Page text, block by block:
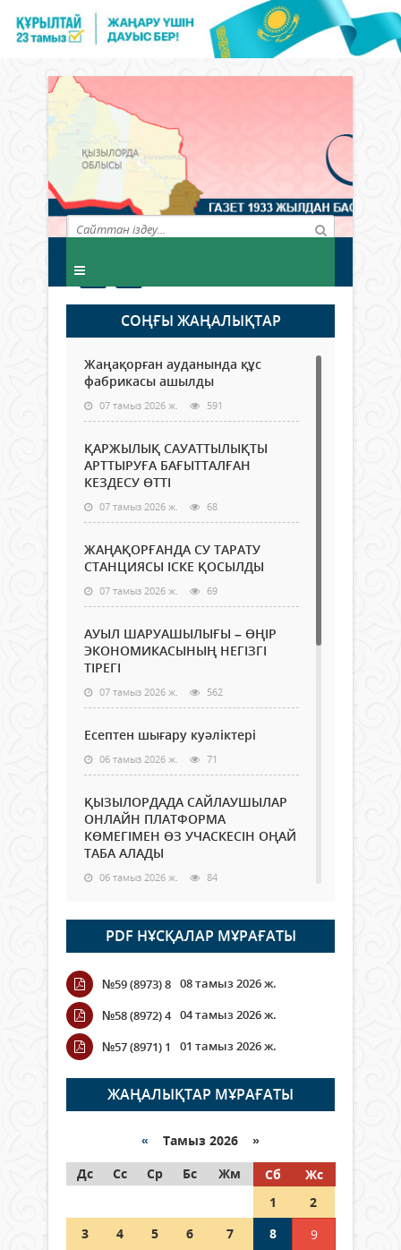
СОҢҒЫ ЖАҢАЛЫҚТАР
Жаңақорған ауданында құс
фабрикасы ашылды
07 тамыз 2026 ж. 591
ҚАРЖЫЛЫҚ САУАТТЫЛЫҚТЫ
АРТТЫРУҒА БАҒЫТТАЛҒАН
КЕЗДЕСУ ӨТТІ
07 тамыз 2026 ж. 68
ЖАҢАҚОРҒАНДА СУ ТАРАТУ
СТАНЦИЯСЫ ІСКЕ ҚОСЫЛДЫ
07 тамыз 2026 ж. 69
АУЫЛ ШАРУАШЫЛЫҒЫ – ӨҢІР
ЭКОНОМИКАСЫНЫҢ НЕГІЗГІ
ТІРЕГІ
07 тамыз 2026 ж. 562
Есептен шығару куәліктері
06 тамыз 2026 ж. 71
ҚЫЗЫЛОРДАДА САЙЛАУШЫЛАР
ОНЛАЙН ПЛАТФОРМА
КӨМЕГІМЕН ӨЗ УЧАСКЕСІН ОҢАЙ
ТАБА АЛАДЫ
06 тамыз 2026 ж. 84
Open Air: Қызылорда облысы
полиция департаменті 20
мыңнан астам көрерменнің
қауіпсіздігін қамтамасыз етті
06 тамыз 2026 ж.
Wi-Fi ҚАБЫРҒА АРҚЫЛЫ ҚАЛАЙ
ӨТЕДІ?
06 тамыз 2026 ж. 261
граждане Казахстана,
05 тамыз 2026 ж. 142
Шетелде жүрген Қазақстан
азаматтары қалай дауыс бере
PDF НҰСҚАЛАР МҰРАҒАТЫ
№59 (8973) 8 08 тамыз 2026 ж.
№58 (8972) 4 04 тамыз 2026 ж.
№57 (8971) 1
01 тамыз 2026 ж.
ЖАҢАЛЫҚТАР МҰРАҒАТЫ
« Тамыз 2026 »
Дс
Сс Ср Бс Жм Сб
Жс
1
2
3
4 5 6 7 8
9